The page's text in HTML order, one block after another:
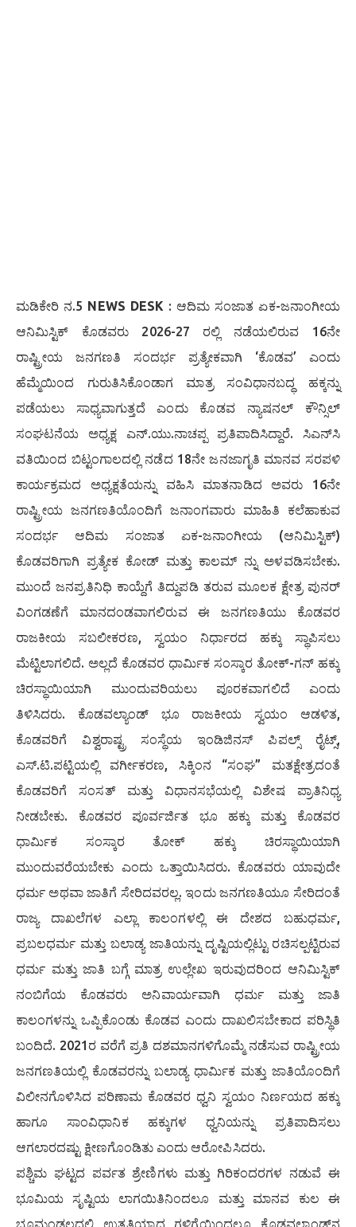
ಮಡಿಕೇರಿ ನ.5 NEWS DESK : ಆದಿಮ ಸಂಜಾತ ಏಕ-ಜನಾಂಗೀಯ
ಆನಿಮಿಸ್ಟಿಕ್ ಕೊಡವರು 2026-27 ರಲ್ಲಿ ನಡೆಯಲಿರುವ 16ನೇ
ರಾಷ್ಟ್ರೀಯ ಜನಗಣತಿ ಸಂದರ್ಭ ಪ್ರತ್ಯೇಕವಾಗಿ ‘ಕೊಡವ’ ಎಂದು
ಹೆಮ್ಮೆಯಿಂದ ಗುರುತಿಸಿಕೊಂಡಾಗ ಮಾತ್ರ ಸಂವಿಧಾನಬದ್ಧ ಹಕ್ಕನ್ನು
ಪಡೆಯಲು ಸಾಧ್ಯವಾಗುತ್ತದೆ ಎಂದು ಕೊಡವ ನ್ಯಾಷನಲ್ ಕೌನ್ಸಿಲ್
ಸಂಘಟನೆಯ ಅಧ್ಯಕ್ಷ ಎನ್.ಯು.ನಾಚಪ್ಪ ಪ್ರತಿಪಾದಿಸಿದ್ದಾರೆ. ಸಿಎನ್‍ಸಿ
ವತಿಯಿಂದ ಬಿಟ್ಟಂಗಾಲದಲ್ಲಿ ನಡೆದ 18ನೇ ಜನಜಾಗೃತಿ ಮಾನವ ಸರಪಳಿ
ಕಾರ್ಯಕ್ರಮದ ಅಧ್ಯಕ್ಷತೆಯನ್ನು ವಹಿಸಿ ಮಾತನಾಡಿದ ಅವರು 16ನೇ
ರಾಷ್ಟ್ರೀಯ ಜನಗಣತಿಯೊಂದಿಗೆ ಜನಾಂಗವಾರು ಮಾಹಿತಿ ಕಲೆಹಾಕುವ
ಸಂದರ್ಭ ಆದಿಮ ಸಂಜಾತ ಏಕ-ಜನಾಂಗೀಯ (ಆನಿಮಿಸ್ಟಿಕ್)
ಕೊಡವರಿಗಾಗಿ ಪ್ರತ್ಯೇಕ ಕೋಡ್ ಮತ್ತು ಕಾಲಮ್ ನ್ನು ಅಳವಡಿಸಬೇಕು.
ಮುಂದೆ ಜನಪ್ರತಿನಿಧಿ ಕಾಯ್ದೆಗೆ ತಿದ್ದುಪಡಿ ತರುವ ಮೂಲಕ ಕ್ಷೇತ್ರ ಪುನರ್
ವಿಂಗಡಣೆಗೆ ಮಾನದಂಡವಾಗಲಿರುವ ಈ ಜನಗಣತಿಯು ಕೊಡವರ
ರಾಜಕೀಯ ಸಬಲೀಕರಣ, ಸ್ವಯಂ ನಿರ್ಧಾರದ ಹಕ್ಕು ಸ್ಥಾಪಿಸಲು
ಮೆಟ್ಟಿಲಾಗಲಿದೆ. ಅಲ್ಲದೆ ಕೊಡವರ ಧಾರ್ಮಿಕ ಸಂಸ್ಕಾರ ತೋಕ್-ಗನ್ ಹಕ್ಕು
ಚಿರಸ್ಥಾಯಿಯಾಗಿ ಮುಂದುವರಿಯಲು ಪೂರಕವಾಗಲಿದೆ ಎಂದು
ತಿಳಿಸಿದರು. ಕೊಡವಲ್ಯಾಂಡ್ ಭೂ ರಾಜಕೀಯ ಸ್ವಯಂ ಆಡಳಿತ,
ಕೊಡವರಿಗೆ ವಿಶ್ವರಾಷ್ಟ್ರ ಸಂಸ್ಥೆಯ ಇಂಡಿಜಿನಸ್ ಪಿಪಲ್ಸ್ ರೈಟ್ಸ್,
ಎಸ್.ಟಿ.ಪಟ್ಟಿಯಲ್ಲಿ ವರ್ಗೀಕರಣ, ಸಿಕ್ಕಿಂನ “ಸಂಘ” ಮತಕ್ಷೇತ್ರದಂತೆ
ಕೊಡವರಿಗೆ ಸಂಸತ್ ಮತ್ತು ವಿಧಾನಸಭೆಯಲ್ಲಿ ವಿಶೇಷ ಪ್ರಾತಿನಿಧ್ಯ
ನೀಡಬೇಕು. ಕೊಡವರ ಪೂರ್ವರ್ಜಿತ ಭೂ ಹಕ್ಕು ಮತ್ತು ಕೊಡವರ
ಧಾರ್ಮಿಕ ಸಂಸ್ಕಾರ ತೋಕ್ ಹಕ್ಕು ಚಿರಸ್ಥಾಯಿಯಾಗಿ
ಮುಂದುವರೆಯಬೇಕು ಎಂದು ಒತ್ತಾಯಿಸಿದರು. ಕೊಡವರು ಯಾವುದೇ
ಧರ್ಮ ಅಥವಾ ಜಾತಿಗೆ ಸೇರಿದವರಲ್ಲ. ಇಂದು ಜನಗಣತಿಯೂ ಸೇರಿದಂತೆ
ರಾಜ್ಯ ದಾಖಲೆಗಳ ಎಲ್ಲಾ ಕಾಲಂಗಳಲ್ಲಿ ಈ ದೇಶದ ಬಹುಧರ್ಮ,
ಪ್ರಬಲಧರ್ಮ ಮತ್ತು ಬಲಾಡ್ಯ ಜಾತಿಯನ್ನು ದೃಷ್ಟಿಯಲ್ಲಿಟ್ಟು ರಚಿಸಲ್ಪಟ್ಟಿರುವ
ಧರ್ಮ ಮತ್ತು ಜಾತಿ ಬಗ್ಗೆ ಮಾತ್ರ ಉಲ್ಲೇಖ ಇರುವುದರಿಂದ ಆನಿಮಿಸ್ಟಿಕ್
ನಂಬಿಗೆಯ ಕೊಡವರು ಅನಿವಾರ್ಯವಾಗಿ ಧರ್ಮ ಮತ್ತು ಜಾತಿ
ಕಾಲಂಗಳನ್ನು ಒಪ್ಪಿಕೊಂಡು ಕೊಡವ ಎಂದು ದಾಖಲಿಸಬೇಕಾದ ಪರಿಸ್ಥಿತಿ
ಬಂದಿದೆ. 2021ರ ವರೆಗೆ ಪ್ರತಿ ದಶಮಾನಗಳಿಗೊಮ್ಮೆ ನಡೆಸುವ ರಾಷ್ಟ್ರೀಯ
ಜನಗಣತಿಯಲ್ಲಿ ಕೊಡವರನ್ನು ಬಲಾಡ್ಯ ಧಾರ್ಮಿಕ ಮತ್ತು ಜಾತಿಯೊಂದಿಗೆ
ವಿಲೀನಗೊಳಿಸಿದ ಪರಿಣಾಮ ಕೊಡವರ ಧ್ವನಿ ಸ್ವಯಂ ನಿರ್ಣಯದ ಹಕ್ಕು
ಹಾಗೂ ಸಾಂವಿಧಾನಿಕ ಹಕ್ಕುಗಳ ಧ್ವನಿಯನ್ನು ಪ್ರತಿಪಾದಿಸಲು
ಆಗಲಾರದಷ್ಟು ಕ್ಷೀಣಗೊಂಡಿತು ಎಂದು ಆರೋಪಿಸಿದರು.
ಪಶ್ಚಿಮ ಘಟ್ಟದ ಪರ್ವತ ಶ್ರೇಣಿಗಳು ಮತ್ತು ಗಿರಿಕಂದರಗಳ ನಡುವೆ ಈ
ಭೂಮಿಯ ಸೃಷ್ಟಿಯ ಲಾಗಯಿತಿನಿಂದಲೂ ಮತ್ತು ಮಾನವ ಕುಲ ಈ
ಭೂಮಂಡಲದಲ್ಲಿ ಉತ್ಪತಿಯಾದ ಗಳಿಗೆಯಿಂದಲೂ ಕೊಡವಲ್ಯಾಂಡ್‌ನ